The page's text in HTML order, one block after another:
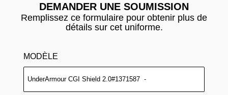
DEMANDER UNE SOUMISSION
Remplissez ce formulaire pour obtenir plus de
détails sur cet uniforme.
MODÈLE